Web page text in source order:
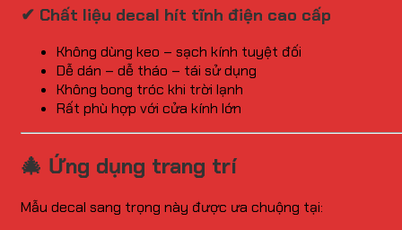
✔ Chất liệu decal hít tĩnh điện cao cấp
Không dùng keo – sạch kính tuyệt đối
Dễ dán – dễ tháo – tái sử dụng
Không bong tróc khi trời lạnh
Rất phù hợp với cửa kính lớn
🎄 Ứng dụng trang trí
Mẫu decal sang trọng này được ưa chuộng tại: